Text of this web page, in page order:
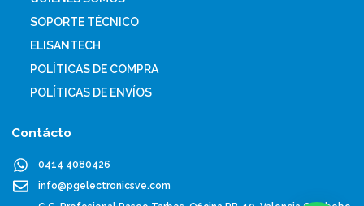
SOPORTE TÉCNICO
ELISANTECH
POLÍTICAS DE COMPRA
POLÍTICAS DE ENVÍOS
Contácto
0414 4080426
info@pgelectronicsve.com